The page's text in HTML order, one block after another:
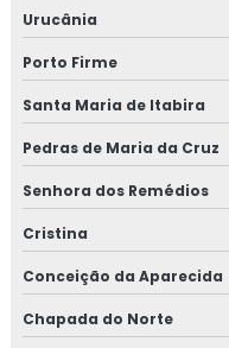
Urucânia
Porto Firme
Santa Maria de Itabira
Pedras de Maria da Cruz
Senhora dos Remédios
Cristina
Conceição da Aparecida
Chapada do Norte